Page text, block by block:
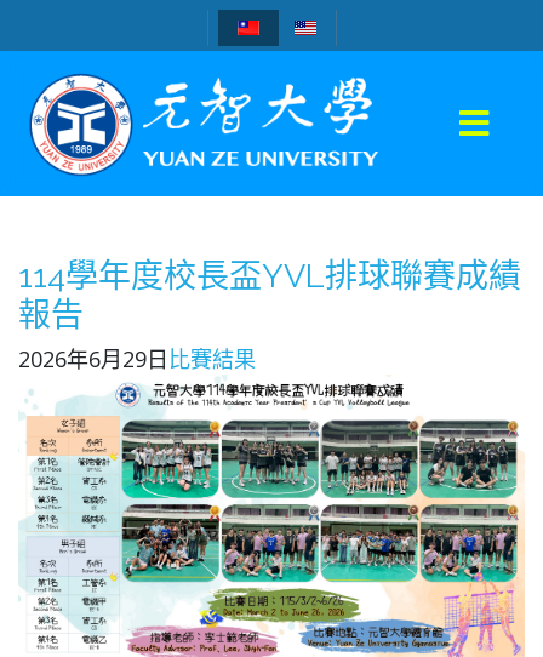
114學年度校長盃YVL排球聯賽成績
報告
2026年6月29日 比賽結果